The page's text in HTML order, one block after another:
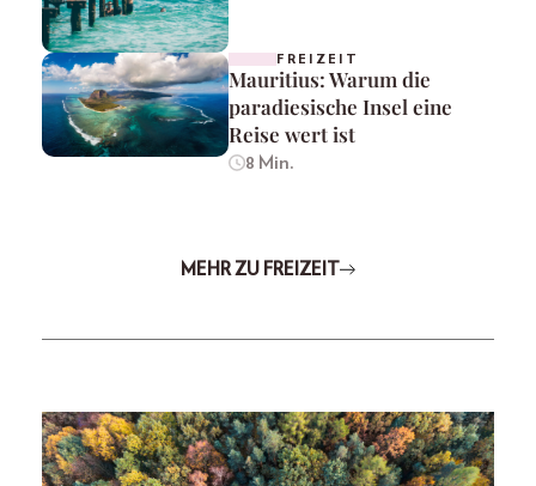
FREIZEIT
Mauritius: Warum die
paradiesische Insel eine
Reise wert ist
8 Min.
MEHR ZU FREIZEIT